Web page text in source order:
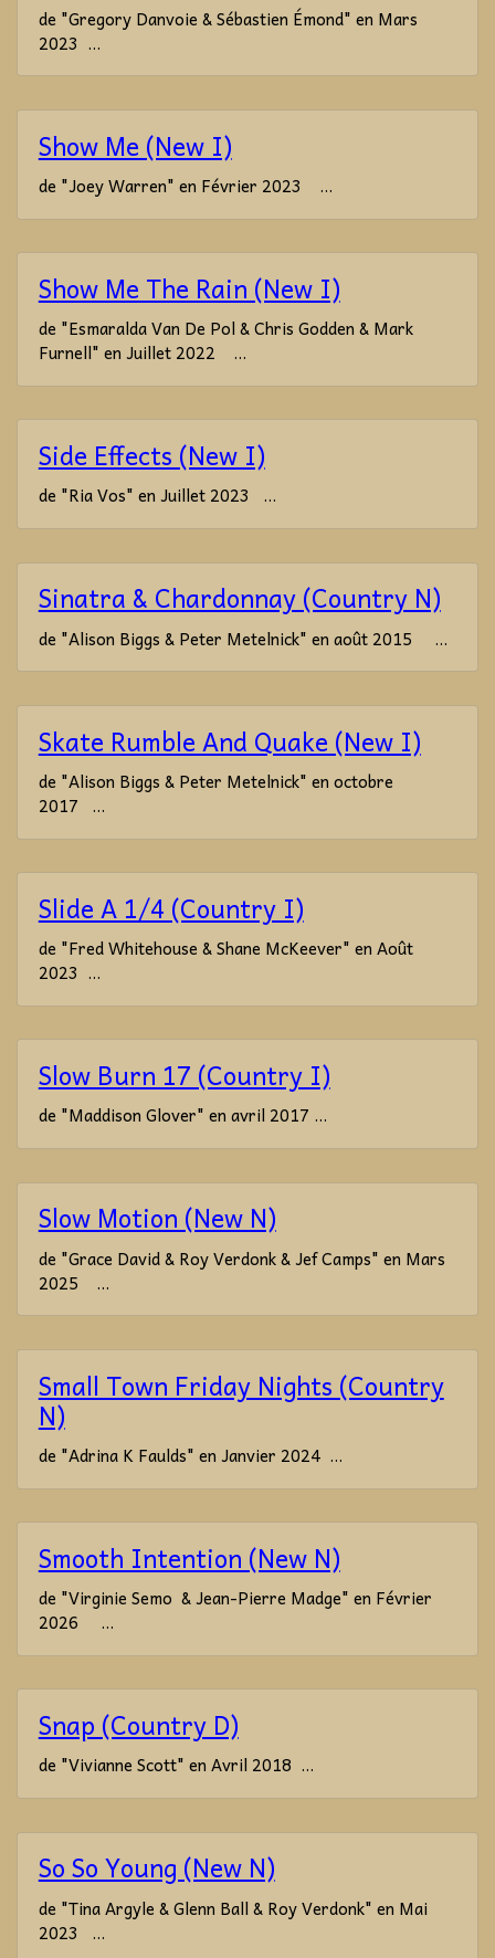
de "Gregory Danvoie & Sébastien Émond" en Mars
2023 ...
Show Me (New I)
de "Joey Warren" en Février 2023 ...
Show Me The Rain (New I)
de "Esmaralda Van De Pol & Chris Godden & Mark
Furnell" en Juillet 2022 ...
Side Effects (New I)
de "Ria Vos" en Juillet 2023 ...
Sinatra & Chardonnay (Country N)
de "Alison Biggs & Peter Metelnick" en août 2015 ...
Skate Rumble And Quake (New I)
de "Alison Biggs & Peter Metelnick" en octobre
2017 ...
Slide A 1/4 (Country I)
de "Fred Whitehouse & Shane McKeever" en Août
2023 ...
Slow Burn 17 (Country I)
de "Maddison Glover" en avril 2017 ...
Slow Motion (New N)
de "Grace David & Roy Verdonk & Jef Camps" en Mars
2025 ...
Small Town Friday Nights (Country
N)
de "Adrina K Faulds" en Janvier 2024 ...
Smooth Intention (New N)
de "Virginie Semo & Jean-Pierre Madge" en Février
2026 ...
Snap (Country D)
de "Vivianne Scott" en Avril 2018 ...
So So Young (New N)
de "Tina Argyle & Glenn Ball & Roy Verdonk" en Mai
2023 ...